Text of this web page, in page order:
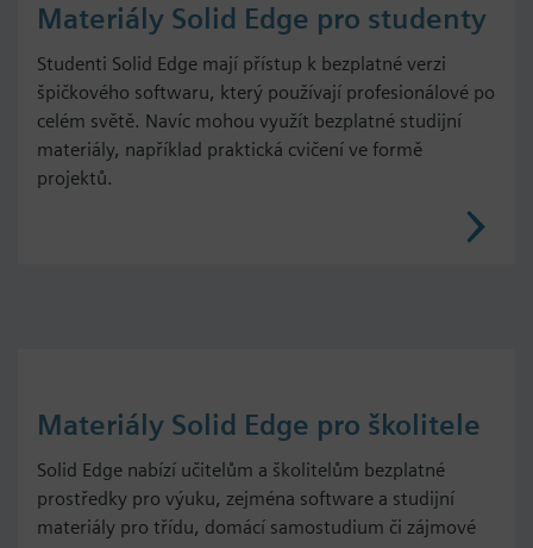
Materiály Solid Edge pro studenty
Studenti Solid Edge mají přístup k bezplatné verzi
špičkového softwaru, který používají profesionálové po
celém světě. Navíc mohou využít bezplatné studijní
materiály, například praktická cvičení ve formě
projektů.
Materiály Solid Edge pro školitele
Solid Edge nabízí učitelům a školitelům bezplatné
prostředky pro výuku, zejména software a studijní
materiály pro třídu, domácí samostudium či zájmové